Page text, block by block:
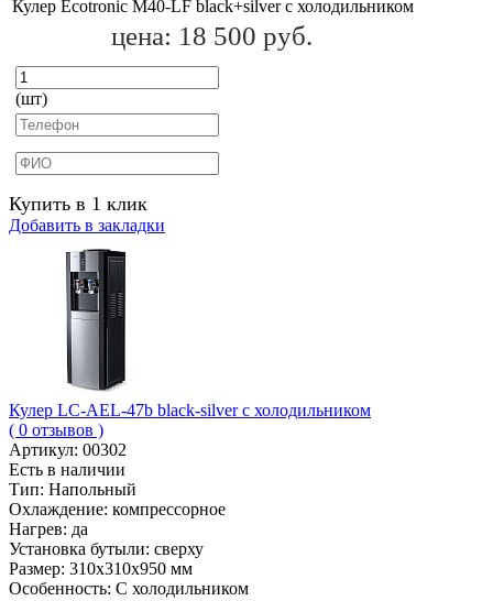
Кулер Ecotronic M40-LF black+silver с холодильником
цена: 18 500 руб.
(шт)
Купить в 1 клик
Добавить в закладки
Кулер LС-AEL-47b black-silver с холодильником
( 0 отзывов )
Артикул: 00302
Есть в наличии
Тип: Напольный
Охлаждение: компрессорное
Нагрев: да
Установка бутыли: сверху
Размер: 310х310х950 мм
Особенность: С холодильником